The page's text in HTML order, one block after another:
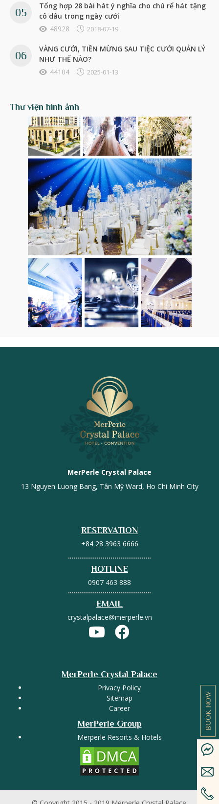
Tổng hợp 28 bài hát ý nghĩa cho chú rể hát tặng
cô dâu trong ngày cưới
48928
2018-07-19
VÀNG CƯỚI, TIỀN MỪNG SAU TIỆC CƯỚI QUẢN LÝ
NHƯ THẾ NÀO?
44104
2025-01-13
Thư viện hình ảnh
MerPerle Crystal Palace
13 Nguyen Luong Bang, Tân Mỹ Ward, Ho Chi Minh City
RESERVATION
+84 28 3963 6666
HOTLINE
0907 463 888
EMAIL
crystalpalace@merperle.vn
MerPerle Crystal Palace
Privacy Policy
Sitemap
Career
MerPerle Group
Merperle Resorts & Hotels
BOOK NOW